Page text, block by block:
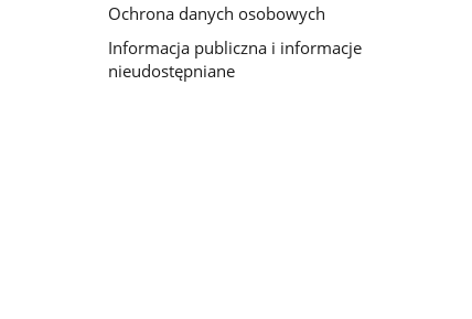
Ochrona danych osobowych
Informacja publiczna i informacje
nieudostępniane